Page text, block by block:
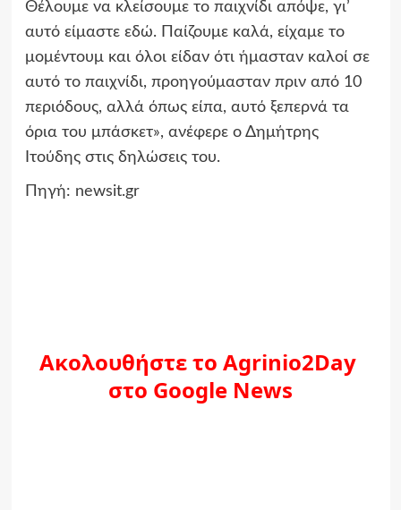
Θέλουμε να κλείσουμε το παιχνίδι απόψε, γι’
αυτό είμαστε εδώ. Παίζουμε καλά, είχαμε το
μομέντουμ και όλοι είδαν ότι ήμασταν καλοί σε
αυτό το παιχνίδι, προηγούμασταν πριν από 10
περιόδους, αλλά όπως είπα, αυτό ξεπερνά τα
όρια του μπάσκετ», ανέφερε ο Δημήτρης
Ιτούδης στις δηλώσεις του.
Πηγή: newsit.gr
Ακολουθήστε το Agrinio2Day
στο Google News